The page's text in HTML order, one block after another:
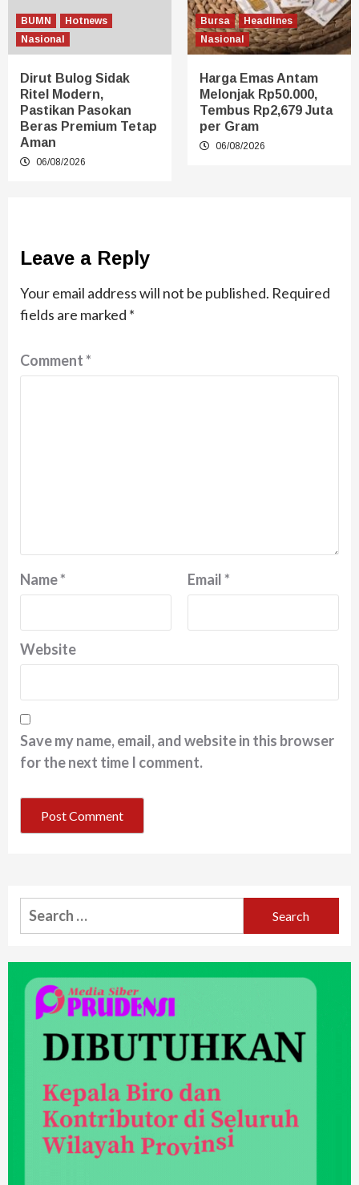
BUMN
Hotnews
Nasional
Dirut Bulog Sidak
Ritel Modern,
Pastikan Pasokan
Beras Premium Tetap
Aman
06/08/2026
Bursa
Headlines
Nasional
Harga Emas Antam
Melonjak Rp50.000,
Tembus Rp2,679 Juta
per Gram
06/08/2026
Leave a Reply
Your email address will not be published. Required
fields are marked *
Comment*
Name* Email*
Website
Save my name, email, and website in this browser
for the next time I comment.